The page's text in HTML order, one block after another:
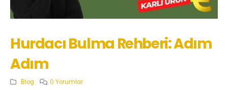
Hurdacı Bulma Rehberi: Adım
Adım
Blog 0 Yorumlar